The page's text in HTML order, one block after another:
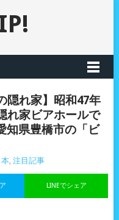
隠れ家】昭和47年
れ家ビアホールで
知県豊橋市の「ビ
本, 注目記事
LINEでシェア